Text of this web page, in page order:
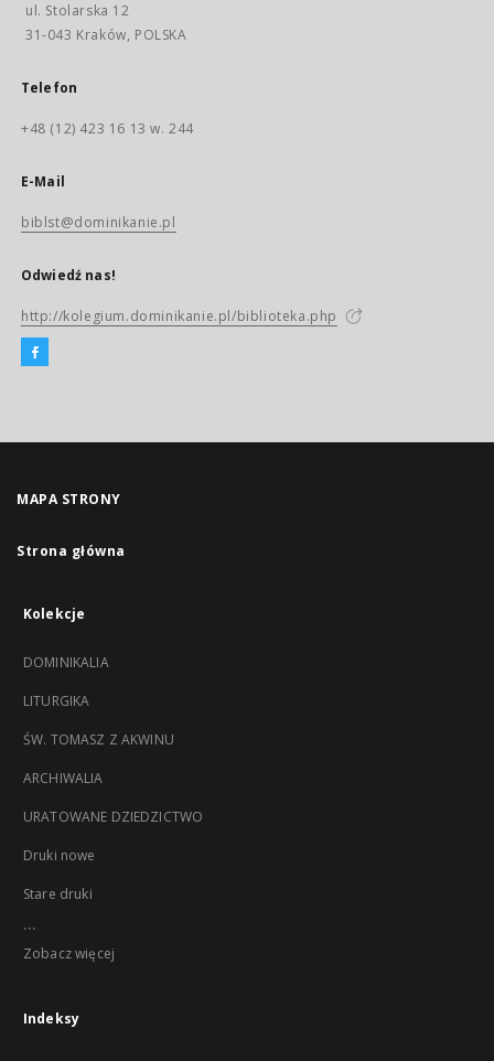
ul. Stolarska 12
31-043 Kraków, POLSKA
Telefon
+48 (12) 423 16 13 w. 244
E-Mail
biblst@dominikanie.pl
Odwiedź nas!
http://kolegium.dominikanie.pl/biblioteka.php
MAPA STRONY
Strona główna
Kolekcje
DOMINIKALIA
LITURGIKA
ŚW. TOMASZ Z AKWINU
ARCHIWALIA
URATOWANE DZIEDZICTWO
Druki nowe
Stare druki
...
Zobacz więcej
Indeksy